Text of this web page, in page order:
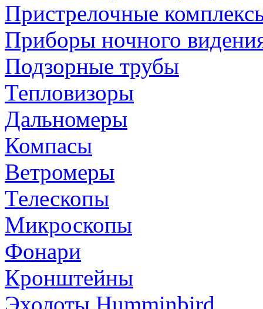
Пристрелочные
Приборы ночного
Подзорные трубы
Тепловизоры
Дальномеры
Компасы
Ветромеры
Телескопы
Микроскопы
Фонари
Кронштейны